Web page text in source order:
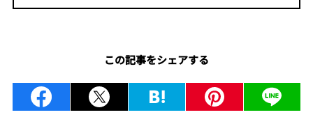
この記事をシェアする